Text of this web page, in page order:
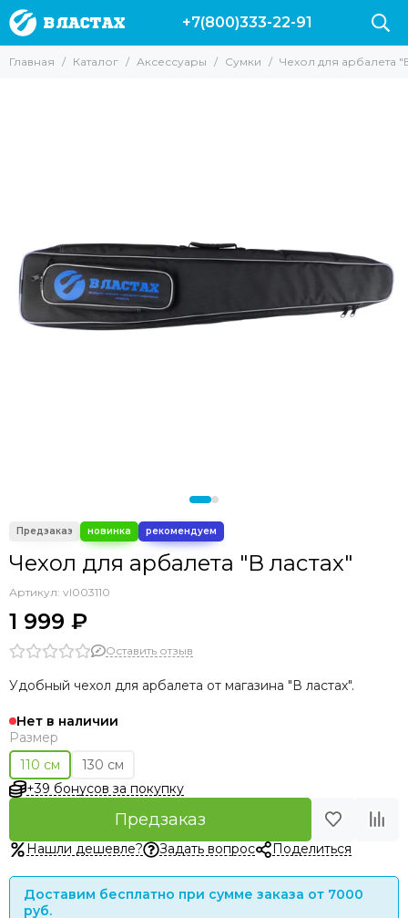
Аксессуары
Гермомешки
Гермобокс
для масок и трубок
Наклейки на авто
+7(800)333-22-91
Главная Каталог Аксессуары Сумки Чехол для арбалета
Чехол для арбалета "В ластах"
Артикул: vl003110
1 999 ₽
Оставить отзыв
Удобный чехол для арбалета от магазина "В ластах".
Нет в наличии
Размер
110 см
130 см
+39 бонусов за покупку
Предзаказ
Нашли дешевле? Задать вопрос Поделиться
Доставим бесплатно при сумме заказа от 7000
руб.